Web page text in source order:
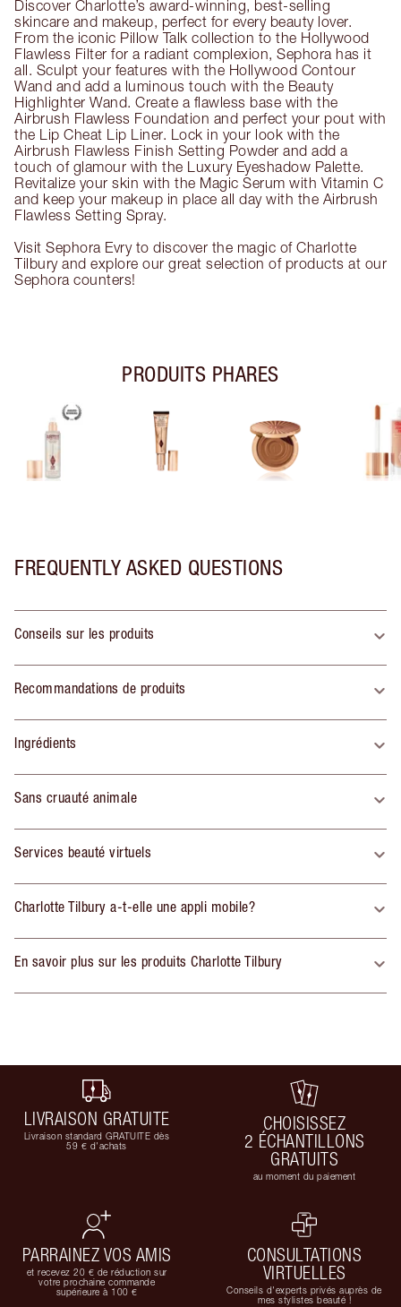
Discover Charlotte’s award-winning, best-selling
skincare and makeup, perfect for every beauty lover.
From the iconic Pillow Talk collection to the Hollywood
Flawless Filter for a radiant complexion, Sephora has it
all. Sculpt your features with the Hollywood Contour
Wand and add a luminous touch with the Beauty
Highlighter Wand. Create a flawless base with the
Airbrush Flawless Foundation and perfect your pout with
the Lip Cheat Lip Liner. Lock in your look with the
Airbrush Flawless Finish Setting Powder and add a
touch of glamour with the Luxury Eyeshadow Palette.
Revitalize your skin with the Magic Serum with Vitamin C
and keep your makeup in place all day with the Airbrush
Flawless Setting Spray.
Visit Sephora Evry to discover the magic of Charlotte
Tilbury and explore our great selection of products at our
Sephora counters!
PRODUITS PHARES
FREQUENTLY ASKED QUESTIONS
Conseils sur les produits
Recommandations de produits
Ingrédients
Sans cruauté animale
Services beauté virtuels
Charlotte Tilbury a-t-elle une appli mobile?
En savoir plus sur les produits Charlotte Tilbury
LIVRAISON GRATUITE
Livraison standard GRATUITE dès
59 € d'achats
CHOISISSEZ
2 ÉCHANTILLONS
GRATUITS
au moment du paiement
PARRAINEZ VOS AMIS
et recevez 20 € de réduction sur
votre prochaine commande
supérieure à 100 €
CONSULTATIONS
VIRTUELLES
Conseils d'experts privés auprès de
mes stylistes beauté !